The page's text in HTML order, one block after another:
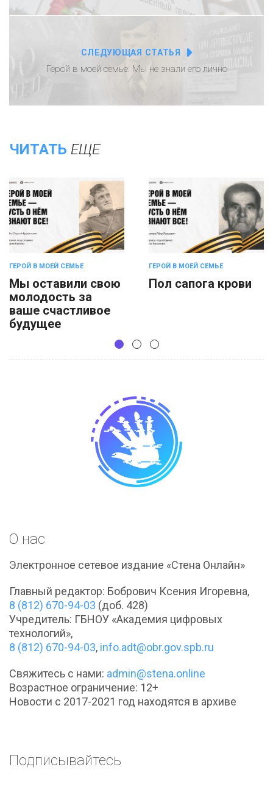
СЛЕДУЮЩАЯ СТАТЬЯ
Герой в моей семье: Мы не знали его лично
ЧИТАТЬ ЕЩЕ
ГЕРОЙ В МОЕЙ СЕМЬЕ
Мы оставили свою
молодость за
ваше счастливое
будущее
ГЕРОЙ В МОЕЙ СЕМЬЕ
Пол сапога крови
О нас
Электронное сетевое издание «Стена Онлайн»
Главный редактор: Бобрович Ксения Игоревна,
8 (812) 670-94-03 (доб. 428)
Учредитель: ГБНОУ «Академия цифровых
технологий»,
8 (812) 670-94-03, info.adt@obr.gov.spb.ru
Свяжитесь с нами: admin@stena.online
Возрастное ограничение: 12+
Новости с 2017-2021 год находятся в архиве
Подписывайтесь